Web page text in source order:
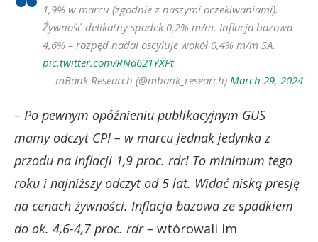
1,9% w marcu (zgodnie z naszymi oczekiwaniami).
Żywność delikatny spadek 0,2% m/m. Inflacja bazowa
4,6% – rozpęd nadal oscyluje wokół 0,4% m/m SA.
pic.twitter.com/RNa621YXPt
— mBank Research (@mbank_research) March 29, 2024
– Po pewnym opóźnieniu publikacyjnym GUS
mamy odczyt CPI – w marcu jednak jedynka z
przodu na inflacji 1,9 proc. rdr! To minimum tego
roku i najniższy odczyt od 5 lat. Widać niską presję
na cenach żywności. Inflacja bazowa ze spadkiem
do ok. 4,6-4,7 proc. rdr – wtórowali im